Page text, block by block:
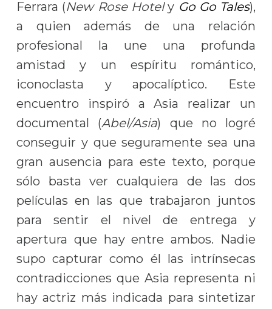
Ferrara (New Rose Hotely Go Go Tales),
a quien además de una relación
profesional la une una profunda
amistad y un espíritu romántico,
iconoclasta y apocalíptico. Este
encuentro inspiró a Asia realizar un
documental (Abel/Asia) que no logré
conseguir y que seguramente sea una
gran ausencia para este texto, porque
sólo basta ver cualquiera de las dos
películas en las que trabajaron juntos
para sentir el nivel de entrega y
apertura que hay entre ambos. Nadie
supo capturar como él las intrínsecas
contradicciones que Asia representa ni
hay actriz más indicada para sintetizar